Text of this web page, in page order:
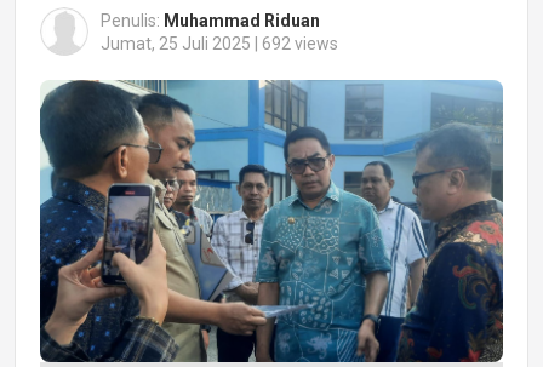
Penulis: Muhammad Riduan
Jumat, 25 Juli 2025 | 692 views